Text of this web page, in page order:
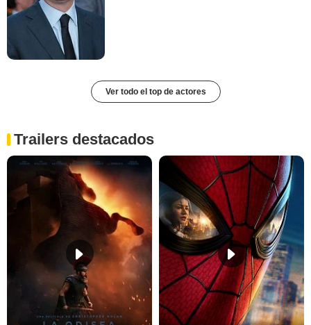
Ver todo el top de actores
Trailers destacados